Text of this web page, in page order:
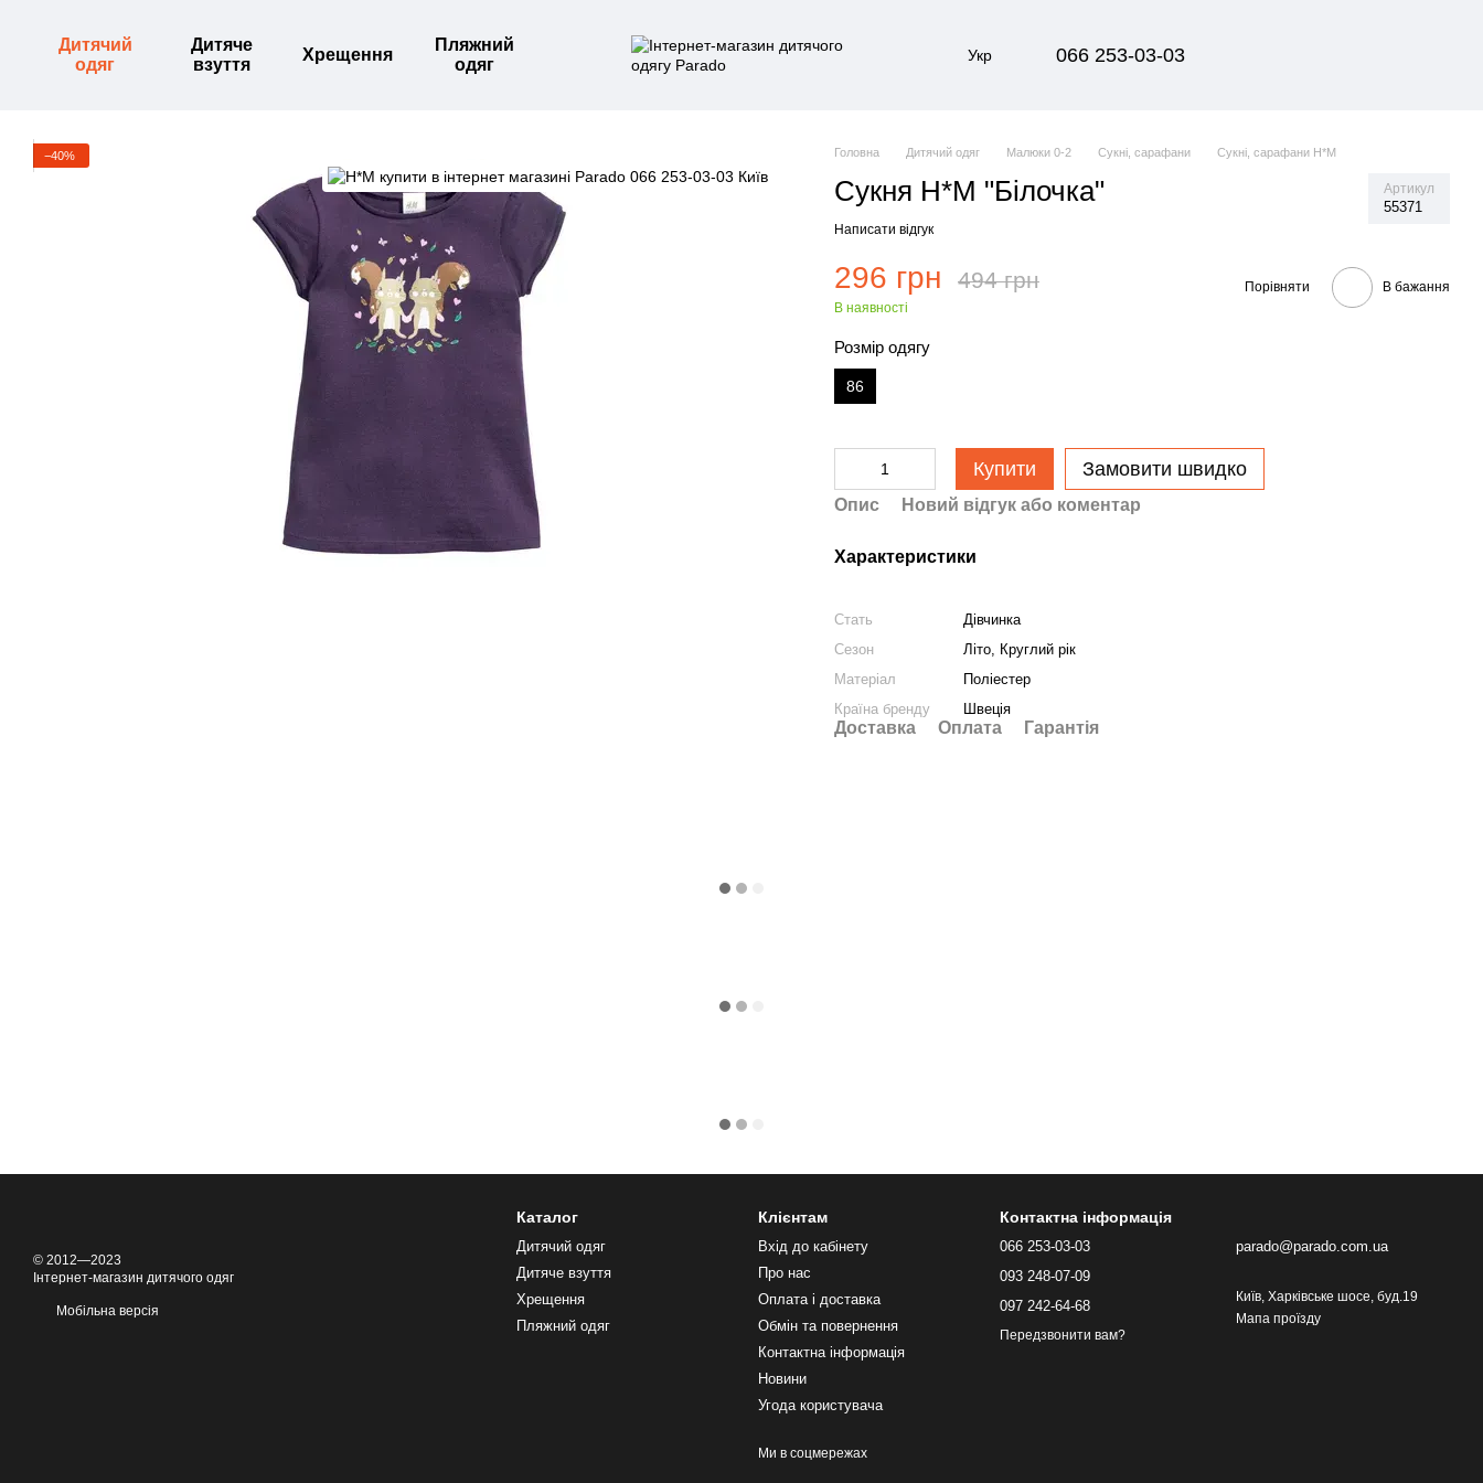
Дитячий
одяг
Дитяче
взуття
Хрещення
Пляжний
одяг
Укр 066 253-03-03
−40% Головна Дитячий одяг Малюки 0-2 Сукні, сарафани Сукні, сарафани H*M
Сукня H*M "Білочка" Артикул
55371
Написати відгук
296 грн 494 грн
В наявності
Порівняти В бажання
Розмір одягу
86
Купити Замовити швидко
Опис Новий відгук або коментар
Характеристики
Стать
Дівчинка
Сезон
Літо, Круглий рік
Матеріал
Поліестер
Країна бренду
Швеція
Доставка Оплата Гарантія
© 2012—2023
Інтернет-магазин дитячого одяг
Мобільна версія
Каталог
Дитячий одяг
Дитяче взуття
Хрещення
Пляжний одяг
Клієнтам
Вхід до кабінету
Про нас
Оплата і доставка
Обмін та повернення
Контактна інформація
Новини
Угода користувача
Ми в соцмережах
Контактна інформація
066 253-03-03
093 248-07-09
097 242-64-68
Передзвонити вам?
parado@parado.com.ua
Київ, Харківське шосе, буд.19
Мапа проїзду